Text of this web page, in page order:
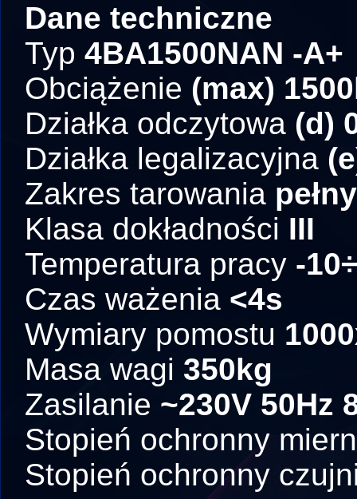
Dane techniczne
Typ 4BA1500NAN -A+
Obciążenie (max)
Działka odczytowa (d)
Działka legalizacyjna
Zakres tarowania pełny
Klasa dokładności III
Temperatura pracy -
Czas ważenia <4s
Wymiary pomostu
Masa wagi 350kg
Zasilanie ~230V 50Hz
Stopień ochronny
Stopień ochronny